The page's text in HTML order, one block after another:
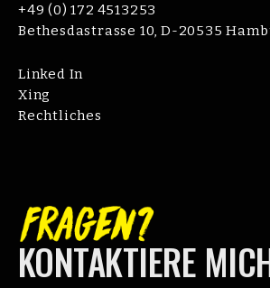
+49 (0) 172 4513253
Bethesdastrasse 10, D-20535
Linked In
Xing
Rechtliches
KONTAKTIERE